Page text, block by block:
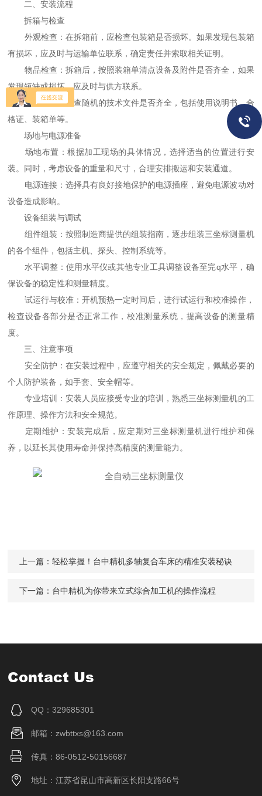
二、安装流程
拆箱与检查
外观检查：在拆箱前，应检查包装箱是否损坏。如果发现包装箱
有损坏，应及时与运输单位联系，确定责任并索取相关证明。
物品检查：拆箱后，按照装箱单清点设备及附件是否齐全，如果
发现短缺或损坏，应及时与供方联系。
文件检查：检查随机的技术文件是否齐全，包括使用说明书、合
格证、装箱单等。
场地与电源准备
场地布置：根据加工现场的具体情况，选择适当的位置进行安
装。同时，考虑设备的重量和尺寸，合理安排搬运和安装通道。
电源连接：选择具有良好接地保护的电源插座，避免电源波动对
设备造成影响。
设备组装与调试
组件组装：按照制造商提供的组装指南，逐步组装三坐标测量机
的各个组件，包括主机、探头、控制系统等。
水平调整：使用水平仪或其他专业工具调整设备至完q水平，确
保设备的稳定性和测量精度。
试运行与校准：开机预热一定时间后，进行试运行和校准操作，
检查设备各部分是否正常工作，校准测量系统，提高设备的测量精
度。
三、注意事项
安全防护：在安装过程中，应遵守相关的安全规定，佩戴必要的
个人防护装备，如手套、安全帽等。
专业培训：安装人员应接受专业的培训，熟悉三坐标测量机的工
作原理、操作方法和安全规范。
定期维护：安装完成后，应定期对三坐标测量机进行维护和保
养，以延长其使用寿命并保持高精度的测量能力。
上一篇：轻松掌握！台中精机多轴复合车床的精准安装秘诀
下一篇： 台中精机为你带来立式综合加工机的操作流程
Contact Us
QQ：329685301
邮箱：zwbttxs@163.com
传真：86-0512-50156687
地址：江苏省昆山市高新区长阳支路66号